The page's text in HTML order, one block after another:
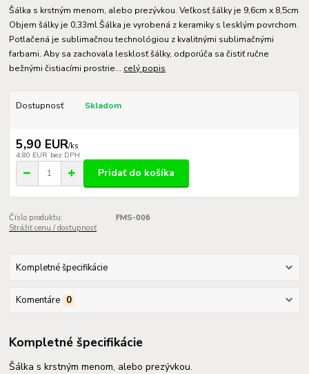
Šálka s krstným menom, alebo prezývkou. Veľkosť šálky je 9,6cm x 8,5cm
Objem šálky je 0,33ml Šálka je vyrobená z keramiky s lesklým povrchom.
Potlačená je sublimačnou technológiou z kvalitnými sublimačnými
farbami. Aby sa zachovala lesklosť šálky, odporúča sa čistiť ručne
bežnými čistiacími prostrie... celý popis
Dostupnosť Skladom
5,90 EUR/ks
4,80 EUR bez DPH
Pridať do košíka
Číslo produktu:
FMS-006
Strážiť cenu / dostupnosť
Kompletné špecifikácie
Komentáre 0
Kompletné špecifikácie
Šálka s krstným menom, alebo prezývkou.